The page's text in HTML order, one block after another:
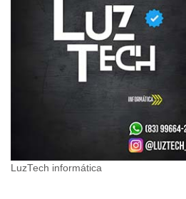
LuzTech informática